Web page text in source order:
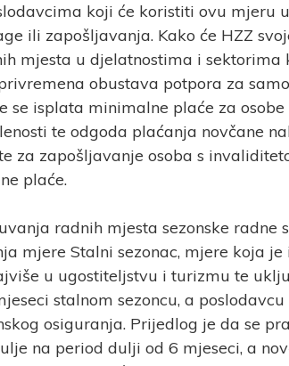
koji će koristiti ovu mjeru
ili zapošljavanja. Kako će HZZ
mjesta u djelatnostima i sektorima
obustava potpora za
se isplata minimalne plaće za
te odgoda plaćanja novčane
za zapošljavanje osoba s
plaće.
radnih mjesta sezonske radne
mjere Stalni sezonac, mjere koja je
u ugostiteljstvu i turizmu te
stalnom sezoncu, a
osiguranja. Prijedlog je da se
na period dulji od 6 mjeseci, a